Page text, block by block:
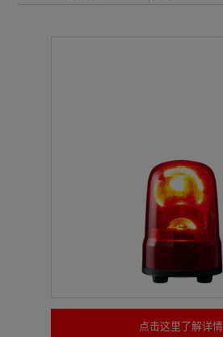
点击这里了解详情